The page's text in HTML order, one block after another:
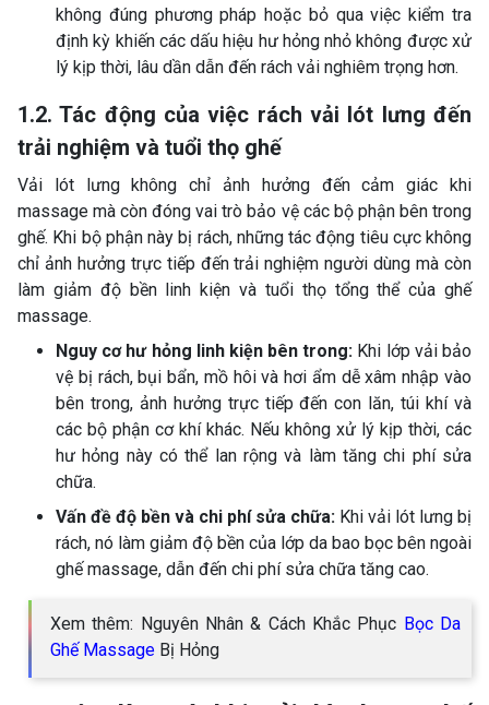
không đúng phương pháp hoặc bỏ qua việc kiểm tra
định kỳ khiến các dấu hiệu hư hỏng nhỏ không được xử
lý kịp thời, lâu dần dẫn đến rách vải nghiêm trọng hơn.
1.2. Tác động của việc rách vải lót lưng đến
trải nghiệm và tuổi thọ ghế
Vải lót lưng không chỉ ảnh hưởng đến cảm giác khi
massage mà còn đóng vai trò bảo vệ các bộ phận bên trong
ghế. Khi bộ phận này bị rách, những tác động tiêu cực không
chỉ ảnh hưởng trực tiếp đến trải nghiệm người dùng mà còn
làm giảm độ bền linh kiện và tuổi thọ tổng thể của ghế
massage.
Nguy cơ hư hỏng linh kiện bên trong: Khi lớp vải bảo
vệ bị rách, bụi bẩn, mồ hôi và hơi ẩm dễ xâm nhập vào
bên trong, ảnh hưởng trực tiếp đến con lăn, túi khí và
các bộ phận cơ khí khác. Nếu không xử lý kịp thời, các
hư hỏng này có thể lan rộng và làm tăng chi phí sửa
chữa.
Vấn đề độ bền và chi phí sửa chữa: Khi vải lót lưng bị
rách, nó làm giảm độ bền của lớp da bao bọc bên ngoài
ghế massage, dẫn đến chi phí sửa chữa tăng cao.
Xem thêm: Nguyên Nhân & Cách Khắc Phục Bọc Da
Ghế Massage Bị Hỏng